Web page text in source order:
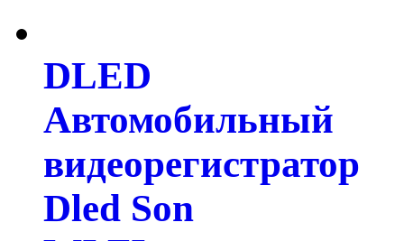
DLED
Автомобильный
видеорегистратор
Dled Son